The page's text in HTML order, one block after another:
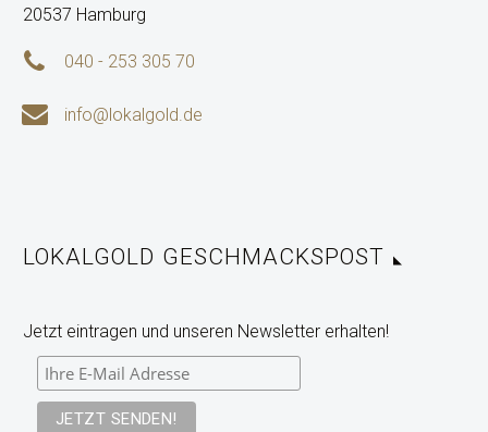
20537 Hamburg

 040 - 253 305 70

 info@lokalgold.de
LOKALGOLD GESCHMACKSPOST
Jetzt eintragen und unseren Newsletter erhalten!